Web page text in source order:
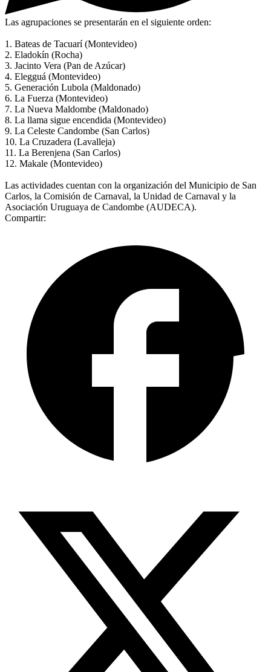
Las agrupaciones se presentarán en el siguiente orden:
1. Bateas de Tacuarí (Montevideo)
2. Eladokín (Rocha)
3. Jacinto Vera (Pan de Azúcar)
4. Elegguá (Montevideo)
5. Generación Lubola (Maldonado)
6. La Fuerza (Montevideo)
7. La Nueva Maldombe (Maldonado)
8. La llama sigue encendida (Montevideo)
9. La Celeste Candombe (San Carlos)
10. La Cruzadera (Lavalleja)
11. La Berenjena (San Carlos)
12. Makale (Montevideo)
Las actividades cuentan con la organización del Municipio de San
Carlos, la Comisión de Carnaval, la Unidad de Carnaval y la
Asociación Uruguaya de Candombe (AUDECA).
Compartir: